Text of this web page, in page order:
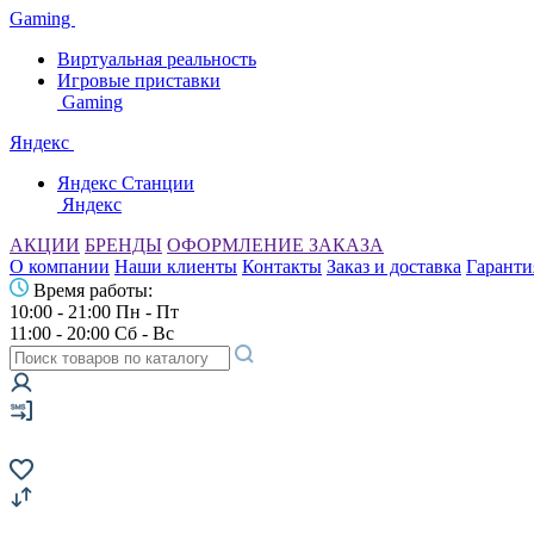
Gaming
Виртуальная реальность
Игровые приставки
Gaming
Яндекс
Яндекс Станции
Яндекс
АКЦИИ БРЕНДЫ ОФОРМЛЕНИЕ ЗАКАЗА
О компании Наши клиенты Контакты Заказ и доставка
Время работы:
10:00 - 21:00 Пн - Пт
11:00 - 20:00 Сб - Вс